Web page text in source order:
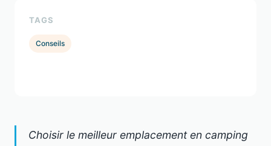
Choisir le meilleur emplacement en camping
TAGS
Conseils